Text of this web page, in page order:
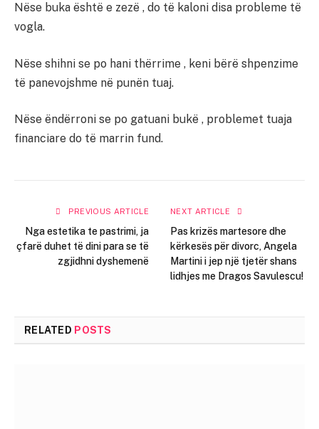
Nëse buka është e zezë , do të kaloni disa probleme të
vogla.
Nëse shihni se po hani thërrime , keni bërë shpenzime
të panevojshme në punën tuaj.
Nëse ëndërroni se po gatuani bukë , problemet tuaja
financiare do të marrin fund.
PREVIOUS ARTICLE
Nga estetika te pastrimi, ja
çfarë duhet të dini para se të
zgjidhni dyshemenë
NEXT ARTICLE
Pas krizës martesore dhe
kërkesës për divorc, Angela
Martini i jep një tjetër shans
lidhjes me Dragos Savulescu!
RELATED POSTS